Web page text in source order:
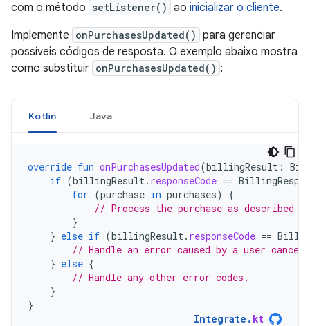
com o método setListener() ao inicializar o cliente.
Implemente onPurchasesUpdated() para gerenciar
possíveis códigos de resposta. O exemplo abaixo mostra
como substituir onPurchasesUpdated() :
Kotlin Java
override fun onPurchasesUpdated(billingResult :
if (billingResult. responseCode ==
for (purchase in purchases)
{
// Process the purchase as described
}
} else if (billingResult. responseCode ==
// Handle an error caused by a user
} else {
// Handle any other error codes.
}
}
Integrate . kt